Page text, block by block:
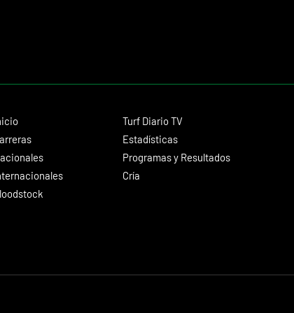
Turf Diario TV
Estadísticas
Programas y Resultados
Cría